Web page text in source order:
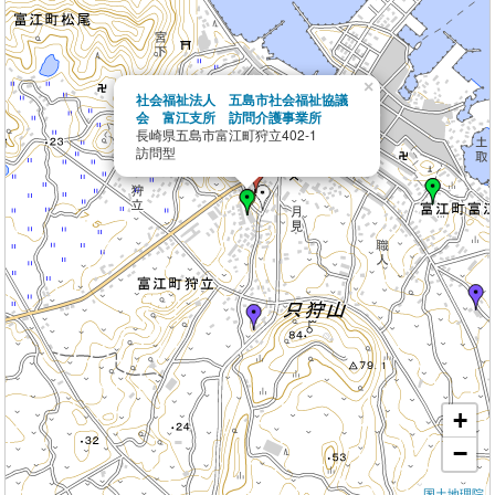
社会福祉法人 五島市社会福祉協議
会 富江支所 訪問介護事業所
長崎県五島市富江町狩立402-1
訪問型
×
+
−